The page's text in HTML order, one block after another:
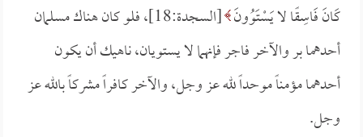
كَانَ فَاسِقًا لا يَسْتَوُونَ
[السجدة:18]، فلو كان هناك مسلمان
أحدهما بر والآخر فاجر فإنهما لا يستويان، ناهيك أن يكون
أحدهما مؤمناً موحداً لله عز وجل، والآخر كافراً مشركاً بالله عز
وجل.